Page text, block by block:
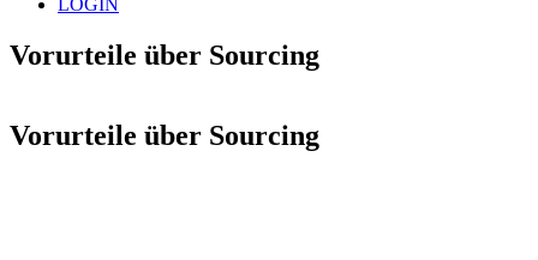
LOGIN
Vorurteile über Sourcing
Vorurteile über Sourcing